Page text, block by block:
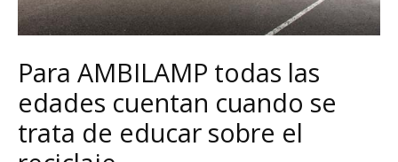
Para AMBILAMP todas las
edades cuentan cuando se
trata de educar sobre el